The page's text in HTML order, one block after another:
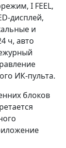
I FEEL,
дисплей,
и
ч, авто
ИК-пульта.
блоков